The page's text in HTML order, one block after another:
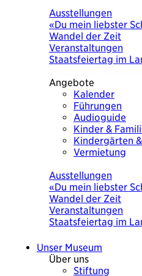
Ausstellungen
Was heute wichtig
von Ursula Wolf
Veranstaltungen
KulturSuppe mit der
Angebote
Kalender
Führungen
Audioguide
Kinder &
Kindergärten
Vermietung
Ausstellungen
Was heute wichtig
von Ursula Wolf
Veranstaltungen
KulturSuppe mit der
Unser Museum
Über uns
Stiftung